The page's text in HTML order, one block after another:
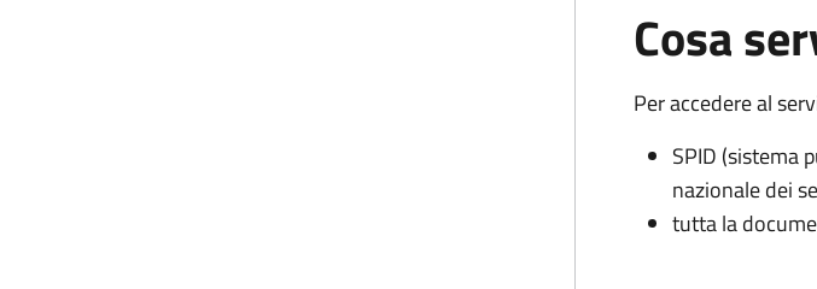
Cosa
Per accedere al
SPID (sistema
nazionale dei
tutta la